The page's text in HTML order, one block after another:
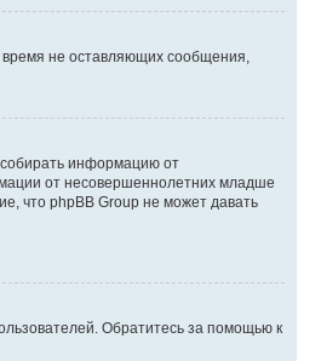
время не оставляющих сообщения,
собирать информацию от
от несовершеннолетних младше
что phpBB Group не может давать
Обратитесь за помощью к